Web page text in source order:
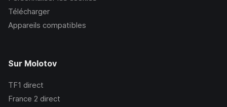
Télécharger
Appareils compatibles
Sur Molotov
TF1 direct
France 2 direct